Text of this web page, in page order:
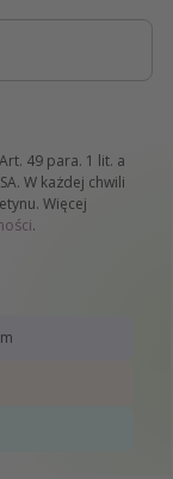
49 para. 1 lit. a
W każdej chwili
Więcej
.